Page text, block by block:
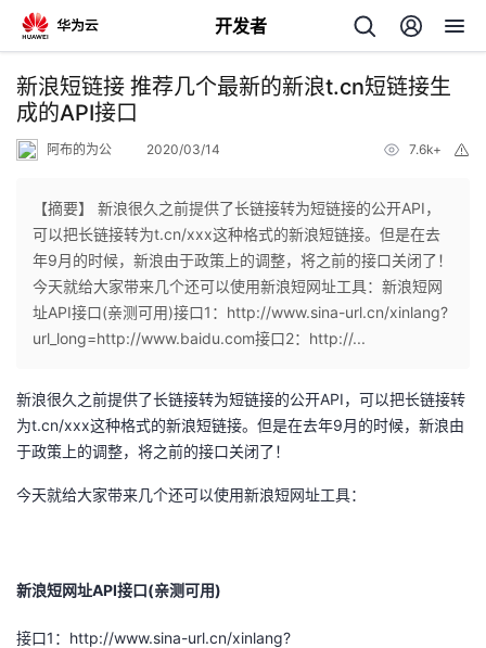
开发者
返
回
个
人
页
我
开
的
我
新浪短链接 推荐几个最新的新浪t.cn短链接生
成的API接口
阿布的为公 2020/03/14 7.6k+
【摘要】 新浪很久之前提供了长链接转为短链接的公开API，
可以把长链接转为t.cn/xxx这种格式的新浪短链接。但是在去
年9月的时候，新浪由于政策上的调整，将之前的接口关闭了！
今天就给大家带来几个还可以使用新浪短网址工具：新浪短网
址API接口(亲测可用)接口1：http://www.sina-url.cn/xinlang?
url_long=http://www.baidu.com接口2：http://...
新浪很久之前提供了长链接转为短链接的公开API，可以把长链接转
为t.cn/xxx这种格式的新浪短链接。但是在去年9月的时候，新浪由
于政策上的调整，将之前的接口关闭了！
今天就给大家带来几个还可以使用新浪短网址工具：
新浪短网址API接口(亲测可用)
接口1：http://www.sina-url.cn/xinlang?